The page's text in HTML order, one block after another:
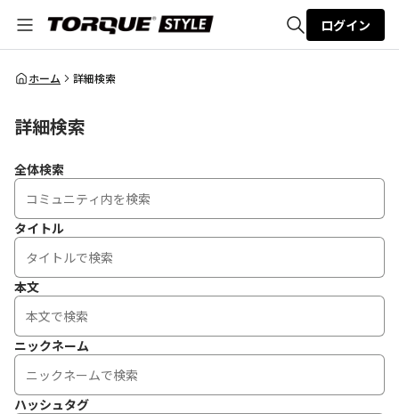
全体検索
ログイン
ホーム 詳細検索
詳細検索
全体検索
タイトル
本文
ニックネーム
ハッシュタグ